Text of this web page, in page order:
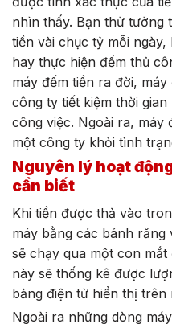
nhìn thấy. Bạn thử tưởng
tiền vài chục tỷ mỗi
hay thực hiện đếm thủ
máy đếm tiền ra đời,
công ty tiết kiệm thời
công việc. Ngoài ra, máy
một công ty khỏi tình
Nguyên lý hoạt
cần biết
Khi tiền được thả vào
máy bằng các bánh răng
sẽ chạy qua một con
này sẽ thống kê được
bảng điện tử hiển thị trên
Ngoài ra những dòng